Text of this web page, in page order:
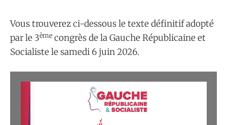
Vous trouverez ci-dessous le texte définitif adopté
par le 3ème congrès de la Gauche Républicaine et
Socialiste le samedi 6 juin 2026.